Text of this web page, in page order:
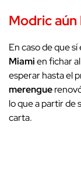
Modric aún
En caso de que
Miamien fichar
esperar hasta el
merengue
lo que a partir de
carta.